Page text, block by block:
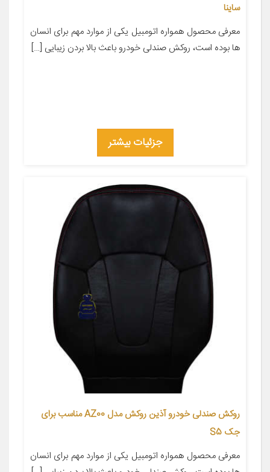
ساینا
معرفی محصول همواره اتومبیل یکی از موارد مهم برای انسان
ها بوده است، روکش صندلی خودرو باعث بالا بردن زیبایی […]
جزئیات بیشتر
روکش صندلی خودرو آذین روکش مدل AZ00 مناسب برای
جک S5
معرفی محصول همواره اتومبیل یکی از موارد مهم برای انسان